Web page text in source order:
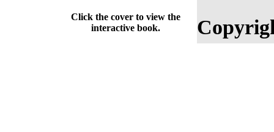
Click the cover to view the
interactive book.